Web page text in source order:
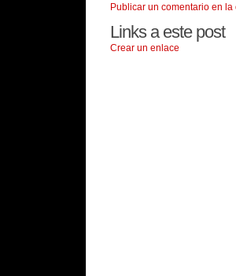
Publicar un comentario en la
Links a este post
Crear un enlace